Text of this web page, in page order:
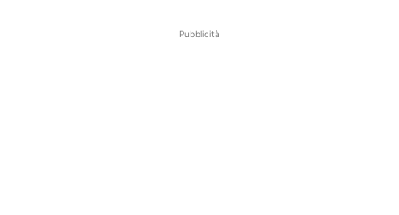
Pubblicità